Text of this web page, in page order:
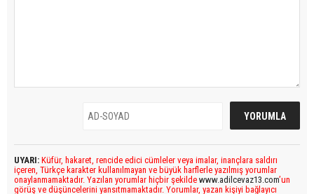
UYARI: Küfür, hakaret, rencide edici cümleler veya imalar, inançlara saldırı
içeren, Türkçe karakter kullanılmayan ve büyük harflerle yazılmış yorumlar
onaylanmamaktadır. Yazılan yorumlar hiçbir şekilde www.adilcevaz13.com’un
görüş ve düşüncelerini yansıtmamaktadır. Yorumlar, yazan kişiyi bağlayıcı